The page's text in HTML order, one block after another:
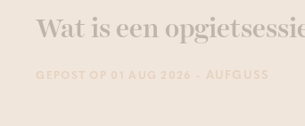
Wat is een
GEPOST OP 01 AUG 2026 - AUFGUSS